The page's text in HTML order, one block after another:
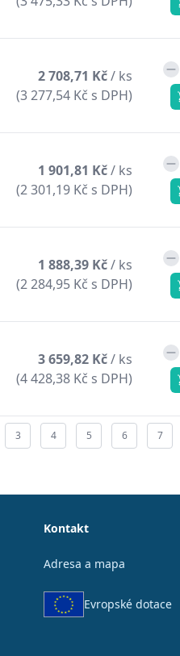
2 708,71 Kč/ ks
(3 277,54 Kč s DPH)
1 901,81 Kč/ ks
(2 301,19 Kč s DPH)
1 888,39 Kč/ ks
(2 284,95 Kč s DPH)
3 659,82 Kč/ ks
(4 428,38 Kč s DPH)
3 4 5 6 7
Kontakt
Adresa a mapa
Evropské dotace